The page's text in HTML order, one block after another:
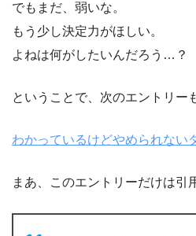
でもまだ、弱いな。
もう少し決定力がほしい。
よねは何がしたいんだろう…？
ということで、次のエントリー
わかっているけどやめられない
まあ、このエントリーだけは引